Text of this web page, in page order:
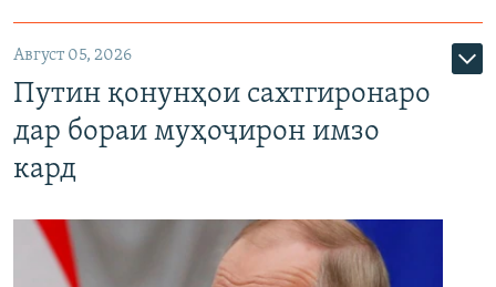
Август 05, 2026
Путин қонунҳои сахтгиронаро
дар бораи муҳоҷирон имзо
кард